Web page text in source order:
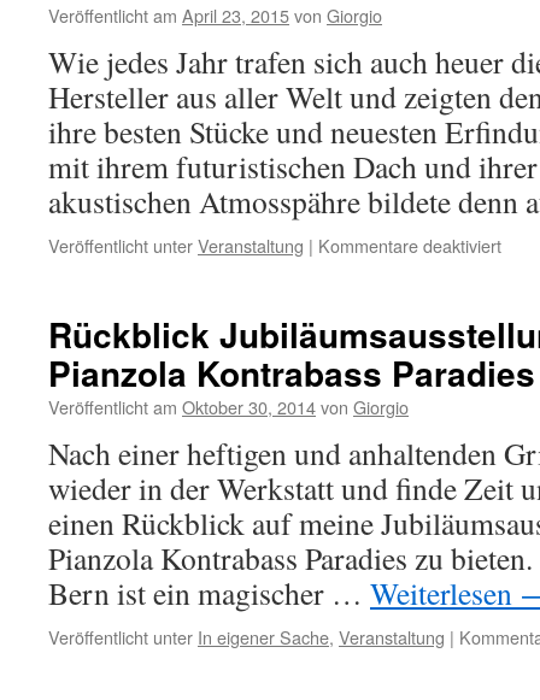
Nachlese
Veröffentlicht am April 23, 2015von Giorgio
Wie jedes Jahr trafen sich auch heuer
Hersteller aus aller Welt und zeigten
ihre besten Stücke und neuesten
mit ihrem futuristischen Dach und ihrer
akustischen Atmosspähre bildete
Veröffentlicht unterVeranstaltung | Kommentare deaktiviertfür
2015
Rückblick
Pianzola Kontrabass Paradies
Veröffentlicht am Oktober 30, 2014von Giorgio
Nach einer heftigen und anhaltenden
wieder in der Werkstatt und finde Zeit
einen Rückblick auf meine
Pianzola Kontrabass Paradies zu
Bern ist ein magischer … Weiterlesen
Veröffentlicht unter In eigener Sache, Veranstaltung |